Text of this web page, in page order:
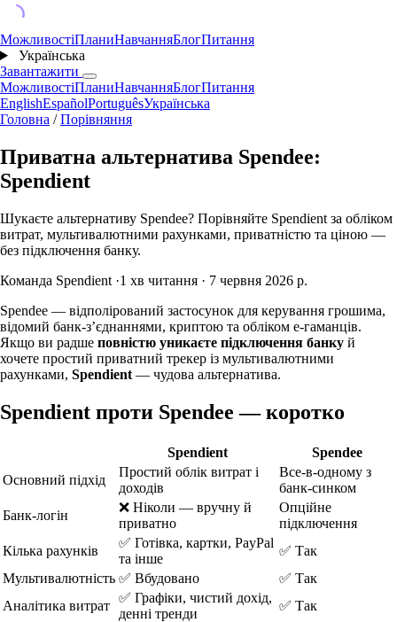
МожливостіПланиНавчанняБлогПитання
Українська
Завантажити
МожливостіПланиНавчанняБлогПитання
EnglishEspañolPortuguêsУкраїнська
Головна / Порівняння
Приватна альтернатива Spendee:
Spendient
Шукаєте альтернативу Spendee? Порівняйте Spendient за обліком
витрат, мультивалютними рахунками, приватністю та ціною —
без підключення банку.
Команда Spendient ·1 хв читання · 7 червня 2026 р.
Spendee — відполірований застосунок для керування грошима,
відомий банк-зʼєднаннями, криптою та обліком е-гаманців.
Якщо ви радше повністю уникаєте підключення банку й
хочете простий приватний трекер із мультивалютними
рахунками, Spendient — чудова альтернатива.
Spendient проти Spendee — коротко
Spendient
Spendee
Основний підхід
Простий облік витрат і
доходів
Все-в-одному з
банк-синком
Банк-логін
❌ Ніколи — вручну й
приватно
Опційне
підключення
Кілька рахунків
✅ Готівка, картки, PayPal
та інше
✅ Так
Мультивалютність ✅ Вбудовано
✅ Так
Аналітика витрат
✅ Графіки, чистий дохід,
денні тренди
✅ Так